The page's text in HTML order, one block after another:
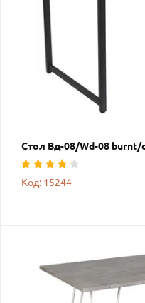
Стол Вд-08/Wd-08 burnt/
Код: 15244